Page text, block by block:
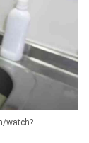
watch?